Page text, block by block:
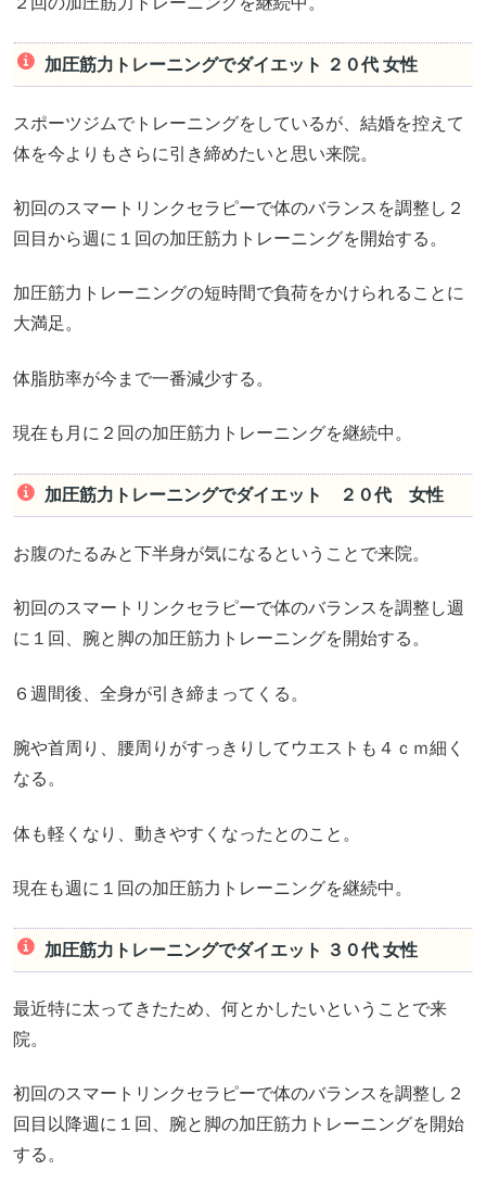
加圧筋力トレーニングでダイエット ２０代 女性
スポーツジムでトレーニングをしているが、結婚を控えて
体を今よりもさらに引き締めたいと思い来院。
初回のスマートリンクセラピーで体のバランスを調整し２
回目から週に１回の加圧筋力トレーニングを開始する。
加圧筋力トレーニングの短時間で負荷をかけられることに
大満足。
体脂肪率が今まで一番減少する。
現在も月に２回の加圧筋力トレーニングを継続中。
加圧筋力トレーニングでダイエット ２０代 女性
お腹のたるみと下半身が気になるということで来院。
初回のスマートリンクセラピーで体のバランスを調整し週
に１回、腕と脚の加圧筋力トレーニングを開始する。
６週間後、全身が引き締まってくる。
腕や首周り、腰周りがすっきりしてウエストも４ｃｍ細く
なる。
体も軽くなり、動きやすくなったとのこと。
現在も週に１回の加圧筋力トレーニングを継続中。
加圧筋力トレーニングでダイエット ３０代 女性
最近特に太ってきたため、何とかしたいということで来
院。
初回のスマートリンクセラピーで体のバランスを調整し２
回目以降週に１回、腕と脚の加圧筋力トレーニングを開始
する。